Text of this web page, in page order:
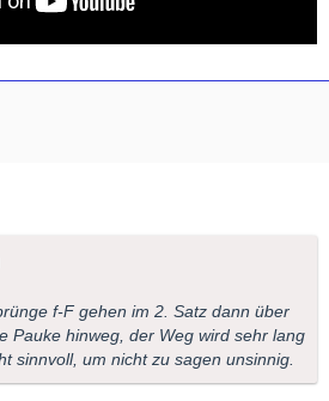
f-F gehen im 2. Satz dann über
Pauke hinweg, der Weg wird sehr lang
sinnvoll, um nicht zu sagen unsinnig.